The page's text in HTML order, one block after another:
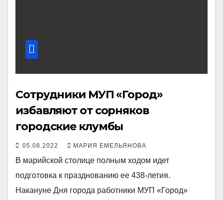
Сотрудники МУП «Город»
избавляют от сорняков
городские клумбы
05.08.2022 МАРИЯ ЕМЕЛЬЯНОВА
В марийской столице полным ходом идет
подготовка к празднованию ее 438-летия.
Накануне Дня города работники МУП «Город»